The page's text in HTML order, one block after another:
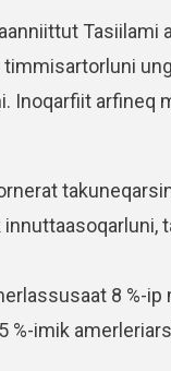
Tasiilami
timmisartorluni
Inoqarfiit arfineq
8 %-ip
%-imik